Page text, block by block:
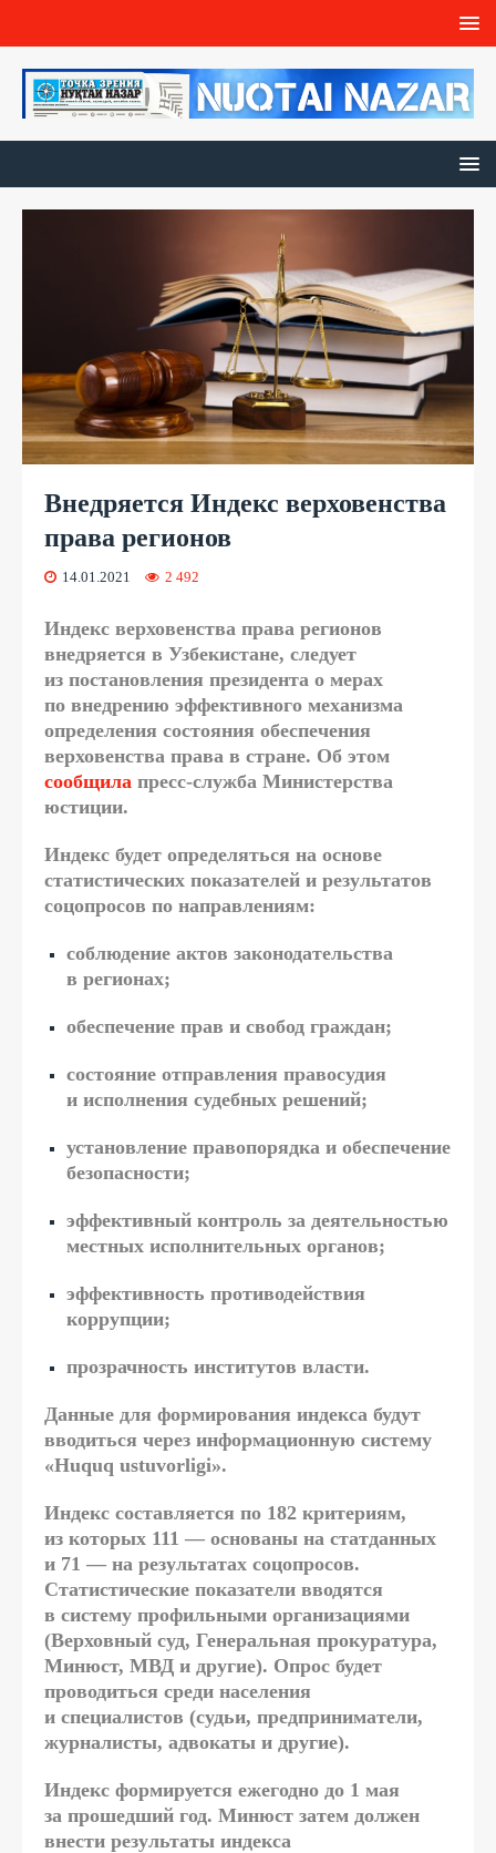
Внедряется Индекс верховенства
права регионов
14.01.2021 2 492
Индекс верховенства права регионов
внедряется в Узбекистане, следует
из постановления президента о мерах
по внедрению эффективного механизма
определения состояния обеспечения
верховенства права в стране. Об этом
сообщила пресс-служба Министерства
юстиции.
Индекс будет определяться на основе
статистических показателей и результатов
соцопросов по направлениям:
соблюдение актов законодательства
в регионах;
обеспечение прав и свобод граждан;
состояние отправления правосудия
и исполнения судебных решений;
установление правопорядка и обеспечение
безопасности;
эффективный контроль за деятельностью
местных исполнительных органов;
эффективность противодействия
коррупции;
прозрачность институтов власти.
Данные для формирования индекса будут
вводиться через информационную систему
«Huquq ustuvorligi».
Индекс составляется по 182 критериям,
из которых 111 — основаны на статданных
и 71 — на результатах соцопросов.
Статистические показатели вводятся
в систему профильными организациями
(Верховный суд, Генеральная прокуратура,
Минюст, МВД и другие). Опрос будет
проводиться среди населения
и специалистов (судьи, предприниматели,
журналисты, адвокаты и другие).
Индекс формируется ежегодно до 1 мая
за прошедший год. Минюст затем должен
внести результаты индекса